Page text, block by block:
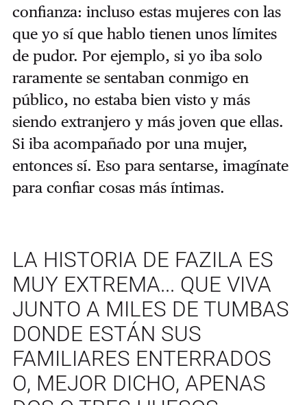
confianza: incluso estas mujeres con las
que yo sí que hablo tienen unos límites
de pudor. Por ejemplo, si yo iba solo
raramente se sentaban conmigo en
público, no estaba bien visto y más
siendo extranjero y más joven que ellas.
Si iba acompañado por una mujer,
entonces sí. Eso para sentarse, imagínate
para confiar cosas más íntimas.
LA HISTORIA DE FAZILA ES
MUY EXTREMA... QUE VIVA
JUNTO A MILES DE TUMBAS
DONDE ESTÁN SUS
FAMILIARES ENTERRADOS
O, MEJOR DICHO, APENAS